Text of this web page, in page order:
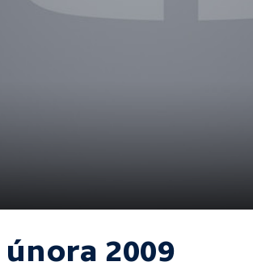
února 2009